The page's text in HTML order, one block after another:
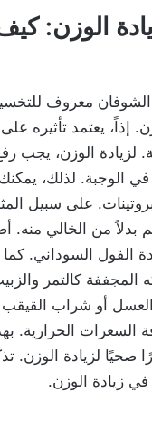
الوزن:
معروف
إذاً، يعتمد تأثيره
لزيادة الوزن، يجب
في الوجبة. لذلك،
على سبيل
بدلاً من الخالي منه.
الفول السوداني. كما
المجففة كالتمر
أو شراب القيقب
السعرات الحرارية.
صحيًا لزيادة الوزن.
زيادة الوزن.